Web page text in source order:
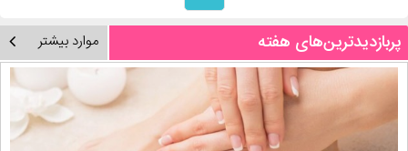
پربازدیدترین‌های هفته موارد بیشتر